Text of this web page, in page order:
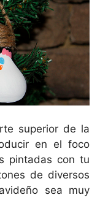
superior de la
en el foco
pintadas con tu
de diversos
sea muy